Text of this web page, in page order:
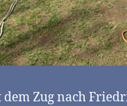
Zug nach